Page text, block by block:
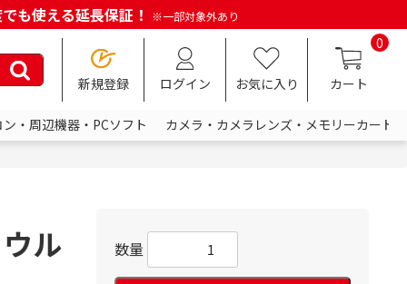
も使える延長保証！ ※一部対象外あり
新規登録 ログイン お気に入り
0
カート
・周辺機器・PCソフト カメラ・カメラレンズ・メモリーカード
ル 数量